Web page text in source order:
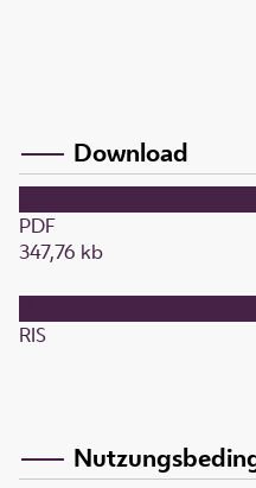
Download
PDF
347,76 kb
RIS